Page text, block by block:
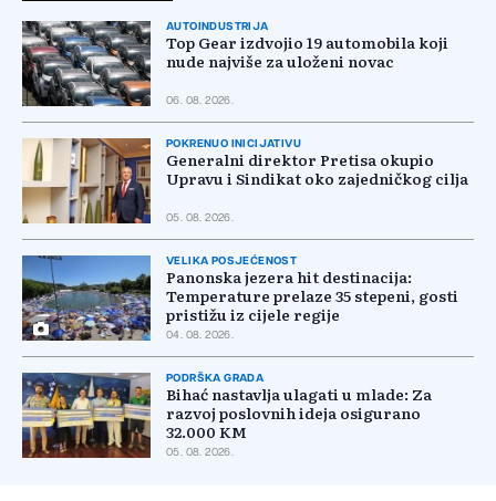
AUTOINDUSTRIJA
Top Gear izdvojio 19 automobila koji
nude najviše za uloženi novac
06. 08. 2026.
POKRENUO INICIJATIVU
Generalni direktor Pretisa okupio
Upravu i Sindikat oko zajedničkog cilja
05. 08. 2026.
VELIKA POSJEĆENOST
Panonska jezera hit destinacija:
Temperature prelaze 35 stepeni, gosti
pristižu iz cijele regije
04. 08. 2026.
PODRŠKA GRADA
Bihać nastavlja ulagati u mlade: Za
razvoj poslovnih ideja osigurano
32.000 KM
05. 08. 2026.